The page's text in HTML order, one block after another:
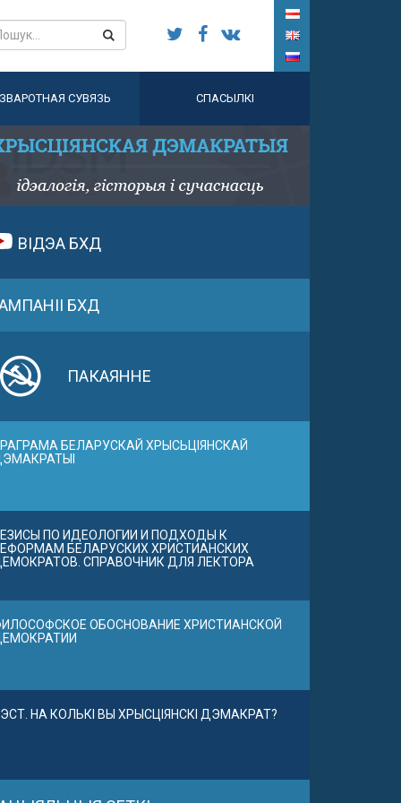
ЗВАРОТНАЯ СУВЯЗЬ СПАСЫЛКІ
ВІДЭА БХД
БХД
ПАКАЯННЕ
БЕЛАРУСКАЙ ХРЫСЬЦІЯНСКАЙ
ПО ИДЕОЛОГИИ И ПОДХОДЫ К
БЕЛАРУСКИХ ХРИСТИАНСКИХ
СПРАВОЧНИК ДЛЯ ЛЕКТОРА
ОБОСНОВАНИЕ ХРИСТИАНСКОЙ
НА КОЛЬКІ ВЫ ХРЫСЦІЯНСКІ ДЭМАКРАТ?